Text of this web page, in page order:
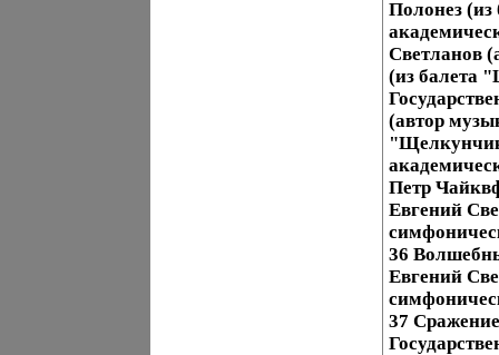
Полонез
Светланов
(из балета
(автор
Петр
Евгений
36
Евгений
37